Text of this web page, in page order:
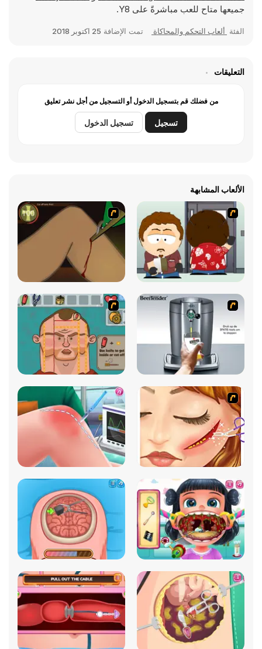
جميعها متاح للعب مباشرةً على Y8.
الفئة ألعاب التحكم والمحاكاة تمت الإضافة 25 اكتوبر 2018
التعليقات
من فضلك قم بتسجيل الدخول أو التسجيل من أجل نشر تعليق
تسجيل تسجيل الدخول
الألعاب المشابهة